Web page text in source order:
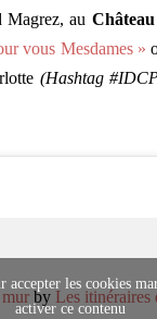
Magrez, au
vous Mesdames »
(Hashtag
mur by Les itinéraires
accepter les cookies
activer ce contenu